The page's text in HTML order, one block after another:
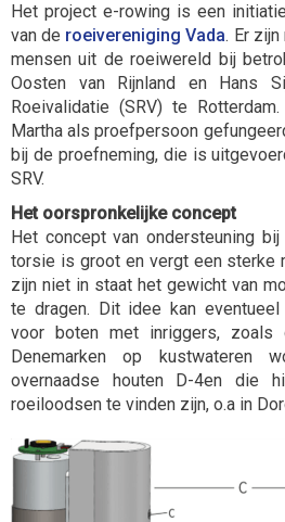
Het project e-rowing is een
van de roeivereniging Vada. Er
mensen uit de roeiwereld bij
Oosten van Rijnland en Hans
Roeivalidatie (SRV) te
Martha als proefpersoon
bij de proefneming, die is
SRV.
Het oorspronkelijke concept
Het concept van ondersteuning
torsie is groot en vergt een sterke
zijn niet in staat het gewicht van
te dragen. Dit idee kan
voor boten met inriggers,
Denemarken op kustwateren
overnaadse houten D-4en die
roeiloodsen te vinden zijn, o.a in